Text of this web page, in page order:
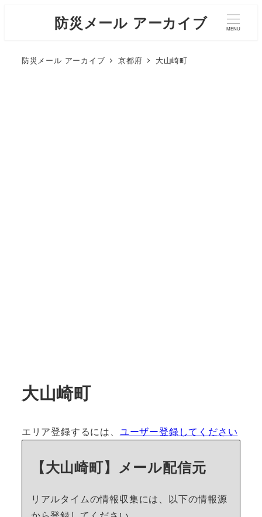
防災メール アーカイブ MENU
防災メール アーカイブ 京都府 大山崎町
大山崎町
エリア登録するには、 ユーザー登録してください
【大山崎町】メール配信元
リアルタイムの情報収集には、以下の情報源